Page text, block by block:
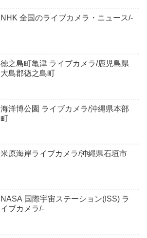
NHK 全国のライブカメラ・ニュース/-
徳之島町亀津 ライブカメラ/鹿児島県
大島郡徳之島町
海洋博公園 ライブカメラ/沖縄県本部
町
米原海岸ライブカメラ/沖縄県石垣市
NASA 国際宇宙ステーション(ISS) ラ
イブカメラ/-